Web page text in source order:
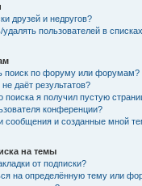
друзей и недругов?
пользователей в
поиск по форуму или форумам?
даёт результатов?
поиска я получил пустую
конференции?
сообщения и созданные мной
на темы
от подписки?
на определённую тему или